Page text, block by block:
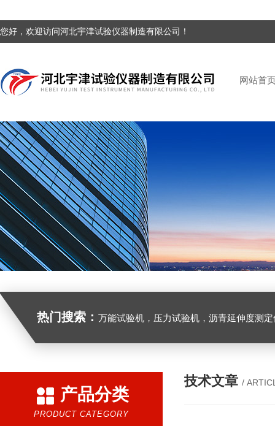
您好，欢迎访问河北宇津试验仪器制造有限公司！
网站首
热门搜索： 万能试验机，压力试验机，沥青延伸度测定仪，沥青混合料拌合机，全自动沥青混合料离心式抽提仪，马歇尔电动
产品分类
PRODUCT CATEGORY
技术文章 /